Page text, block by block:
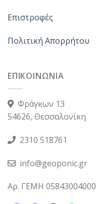
Επιστροφές
Πολιτική Απορρήτου
ΕΠΙΚΟΙΝΩΝΙΑ
Φράγκων 13
54626, Θεσσαλονίκη
2310 518761
info@geoponic.gr
Αρ. ΓΕΜΗ 05843004000